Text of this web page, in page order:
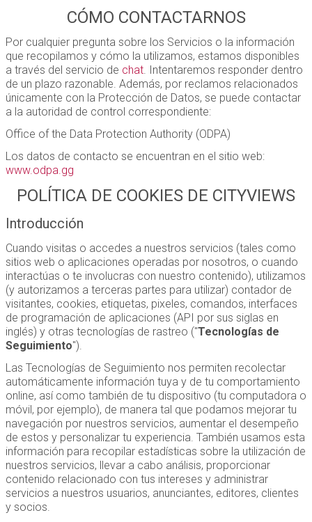
CÓMO CONTACTARNOS
Por cualquier pregunta sobre los Servicios o la información
que recopilamos y cómo la utilizamos, estamos disponibles
a través del servicio de chat. Intentaremos responder dentro
de un plazo razonable. Además, por reclamos relacionados
únicamente con la Protección de Datos, se puede contactar
a la autoridad de control correspondiente:
Office of the Data Protection Authority (ODPA)
Los datos de contacto se encuentran en el sitio web:
www.odpa.gg
POLÍTICA DE COOKIES DE CITYVIEWS
Introducción
Cuando visitas o accedes a nuestros servicios (tales como
sitios web o aplicaciones operadas por nosotros, o cuando
interactúas o te involucras con nuestro contenido), utilizamos
(y autorizamos a terceras partes para utilizar) contador de
visitantes, cookies, etiquetas, pixeles, comandos, interfaces
de programación de aplicaciones (API por sus siglas en
inglés) y otras tecnologías de rastreo ("Tecnologías de
Seguimiento").
Las Tecnologías de Seguimiento nos permiten recolectar
automáticamente información tuya y de tu comportamiento
online, así como también de tu dispositivo (tu computadora o
móvil, por ejemplo), de manera tal que podamos mejorar tu
navegación por nuestros servicios, aumentar el desempeño
de estos y personalizar tu experiencia. También usamos esta
información para recopilar estadísticas sobre la utilización de
nuestros servicios, llevar a cabo análisis, proporcionar
contenido relacionado con tus intereses y administrar
servicios a nuestros usuarios, anunciantes, editores, clientes
y socios.